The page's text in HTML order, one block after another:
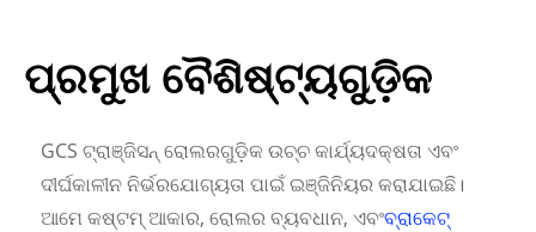
ପ୍ରମୁଖ ବୈଶିଷ୍ଟ୍ୟଗୁଡ଼ିକ
GCS ଟ୍ରାଞ୍ଜିସନ୍ ରୋଲରଗୁଡ଼ିକ ଉଚ୍ଚ କାର୍ଯ୍ୟଦକ୍ଷତା ଏବଂ
ଦୀର୍ଘକାଳୀନ ନିର୍ଭରଯୋଗ୍ୟତା ପାଇଁ ଇଞ୍ଜିନିୟର କରାଯାଇଛି।
ଆମେ କଷ୍ଟମ୍ ଆକାର, ରୋଲର ବ୍ୟବଧାନ, ଏବଂବ୍ରାକେଟ୍